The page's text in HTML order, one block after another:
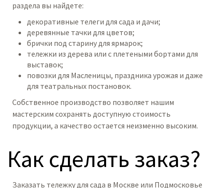
раздела вы найдете:
декоративные телеги для сада и дачи;
деревянные тачки для цветов;
брички под старину для ярмарок;
тележки из дерева или с плетеными бортами для
выставок;
повозки для Масленицы, праздника урожая и даже
для театральных постановок.
Собственное производство позволяет нашим
мастерским сохранять доступную стоимость
продукции, а качество остается неизменно высоким.
Как сделать заказ?
Заказать тележку для сада в Москве или Подмосковье